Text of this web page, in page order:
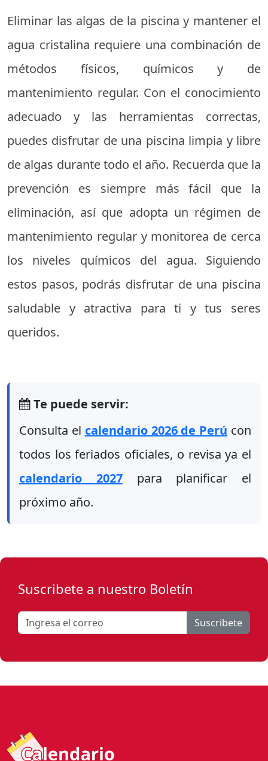
Eliminar las algas de la piscina y mantener el
agua cristalina requiere una combinación de
métodos físicos, químicos y de
mantenimiento regular. Con el conocimiento
adecuado y las herramientas correctas,
puedes disfrutar de una piscina limpia y libre
de algas durante todo el año. Recuerda que la
prevención es siempre más fácil que la
eliminación, así que adopta un régimen de
mantenimiento regular y monitorea de cerca
los niveles químicos del agua. Siguiendo
estos pasos, podrás disfrutar de una piscina
saludable y atractiva para ti y tus seres
queridos.
Te puede servir:
Consulta el calendario 2026 de Perú con
todos los feriados oficiales, o revisa ya el
calendario 2027para planificar el
próximo año.
Suscribete a nuestro Boletín
Suscribete